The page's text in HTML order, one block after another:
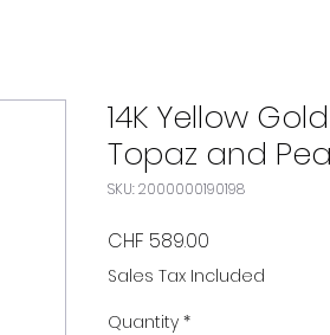
14K Yellow
Topaz and
SKU: 2000000190198
CHF 589.00
Sales Tax Included
Quantity *